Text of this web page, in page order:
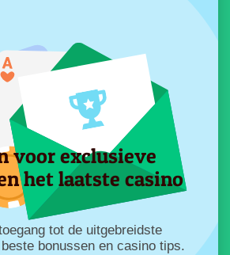
voor exclusieve
het laatste casino
tot de uitgebreidste
bonussen en casino tips.